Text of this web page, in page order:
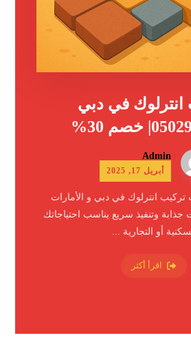
انترلوك في دبي
Admin
أبريل 17, 2025
انترلوك في دبي و الأمارات
جذابة وتنفيذ سريع يناسب احتياجاتك
أو التجارية ...
اقرأ أكثر